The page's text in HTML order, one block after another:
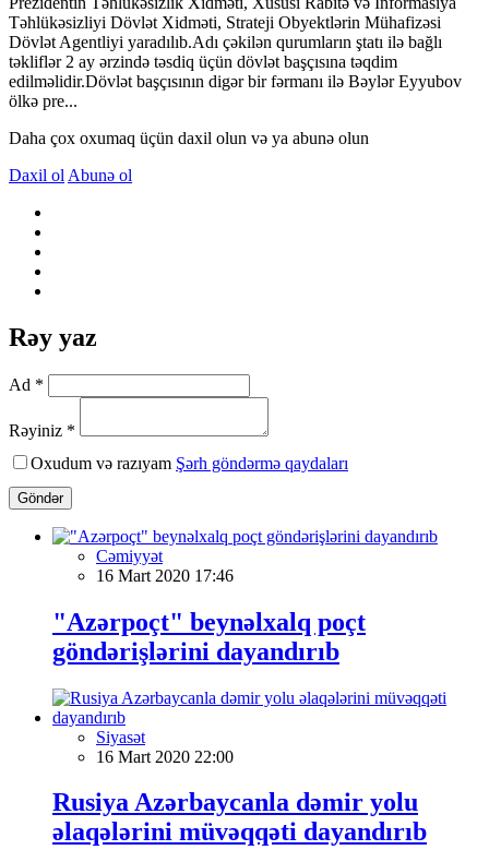
Təhlükəsizliyi Dövlət Xidməti, Strateji Obyektlərin Mühafizəsi
Dövlət Agentliyi yaradılıb.Adı çəkilən qurumların ştatı ilə bağlı
təkliflər 2 ay ərzində təsdiq üçün dövlət başçısına təqdim
edilməlidir.Dövlət başçısının digər bir fərmanı ilə Bəylər Eyyubov
ölkə pre...
Daha çox oxumaq üçün daxil olun və ya abunə olun
Daxil ol Abunə ol
Rəy yaz
Ad *
Rəyiniz *
Oxudum və razıyam Şərh göndərmə qaydaları
Göndər
Cəmiyyət
16 Mart 2020 17:46
"Azərpoçt" beynəlxalq poçt
göndərişlərini dayandırıb
Siyasət
16 Mart 2020 22:00
Rusiya Azərbaycanla dəmir yolu
əlaqələrini müvəqqəti dayandırıb